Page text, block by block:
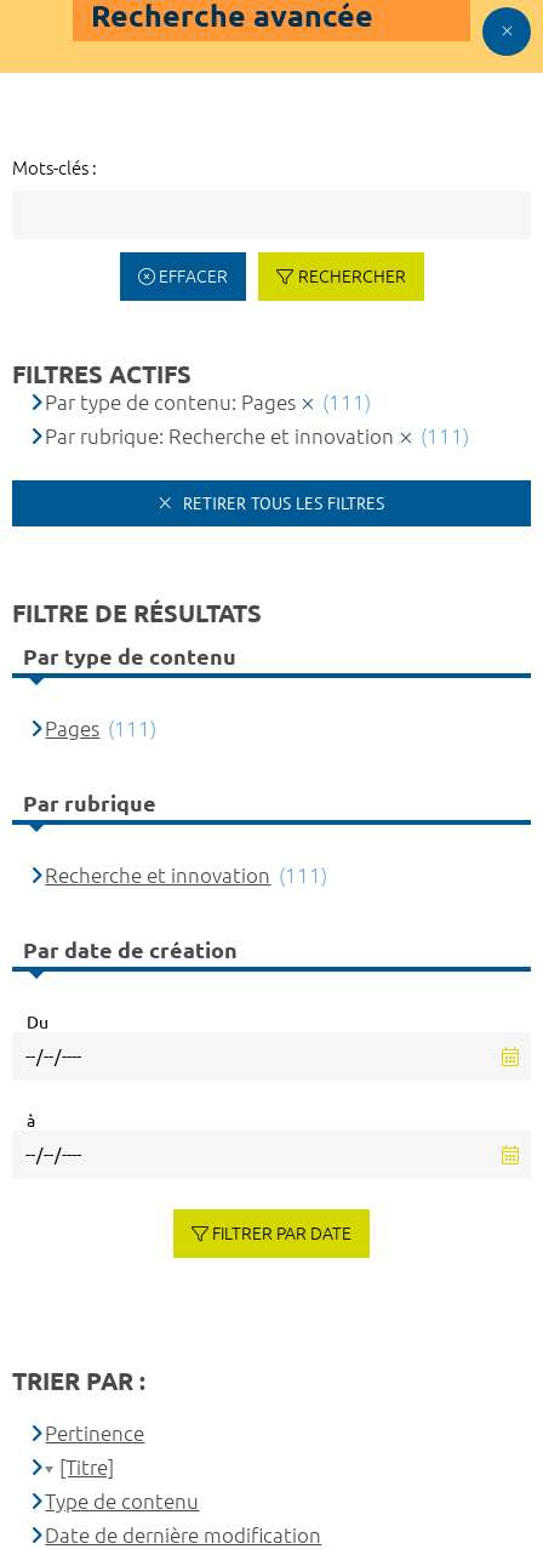
Recherche avancée
Mots-clés :
EFFACER RECHERCHER
FILTRES ACTIFS
Par type de contenu: Pages
(111)
Par rubrique: Recherche et innovation
(111)
RETIRER TOUS LES FILTRES
FILTRE DE RÉSULTATS
Par type de contenu
Pages (111)
Par rubrique
Recherche et innovation (111)
Par date de création
Du
à
FILTRER PAR DATE
TRIER PAR :
Pertinence
[Titre]
Type de contenu
Date de dernière modification